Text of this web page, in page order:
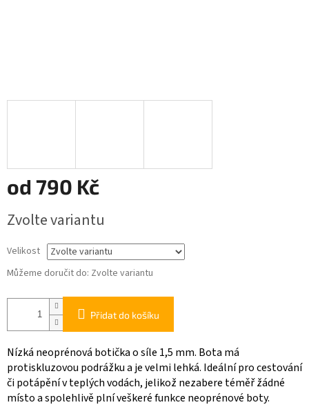
od 790 Kč
cena:
Zvolte variantu
Velikost
Můžeme doručit do: Zvolte variantu
Přidat do košíku
Nízká neoprénová botička o síle 1,5 mm. Bota má
protiskluzovou podrážku a je velmi lehká. Ideální pro cestování
či potápění v teplých vodách, jelikož nezabere téměř žádné
místo a spolehlivě plní veškeré funkce neoprénové boty.